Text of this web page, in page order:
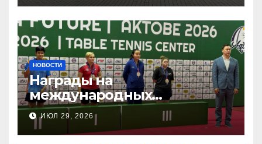
НОВОСТИ
Награды на
международных
соревнованиях
настольного тенниса ПОДА
ИЮЛ 29, 2026